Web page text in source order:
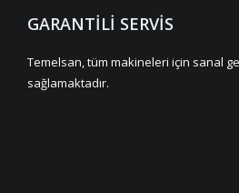
GARANTİLİ SERVİS
Temelsan, tüm makineleri için sanal
sağlamaktadır.